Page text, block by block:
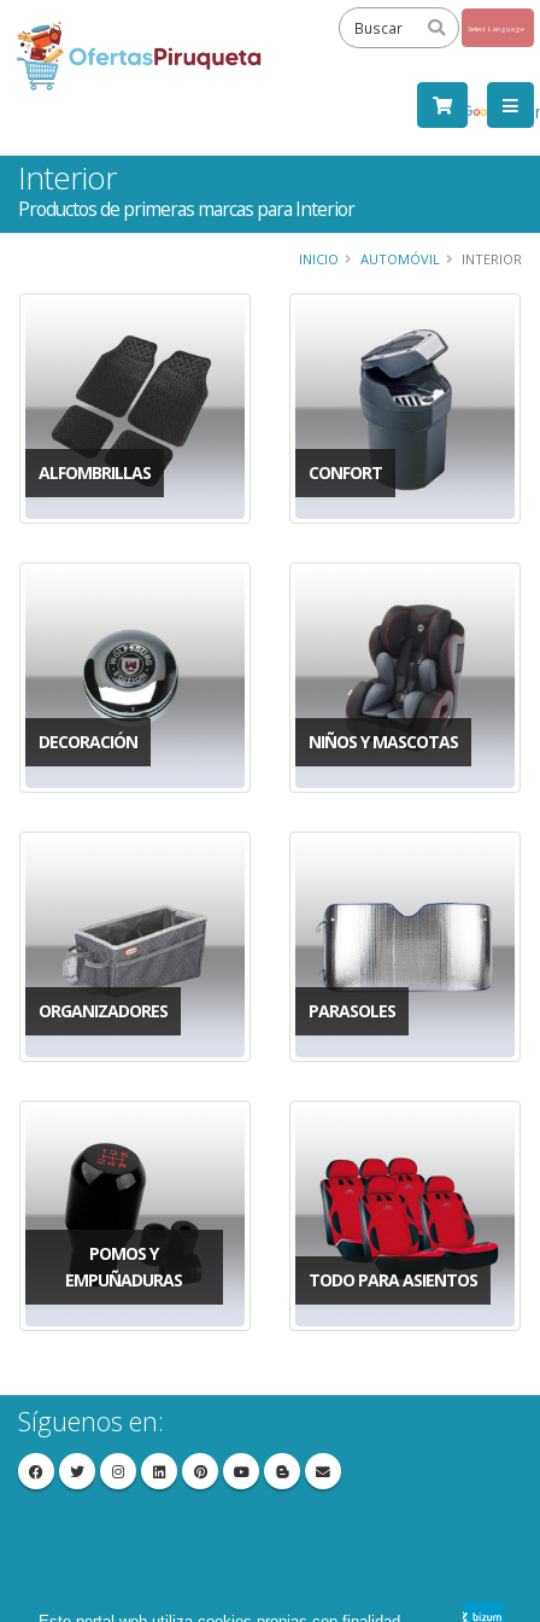
by
Interior
Productos de primeras marcas para Interior
INICIO AUTOMÓVIL INTERIOR
ALFOMBRILLAS CONFORT
DECORACIÓN NIÑOS Y MASCOTAS
ORGANIZADORES PARASOLES
POMOS Y
EMPUÑADURAS
TODO PARA ASIENTOS
Síguenos en: